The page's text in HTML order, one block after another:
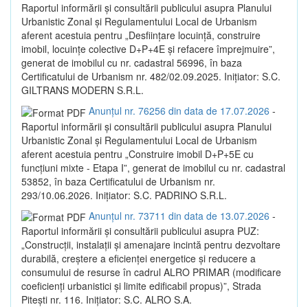
Raportul informării și consultării publicului asupra Planului
Urbanistic Zonal și Regulamentului Local de Urbanism
aferent acestuia pentru „Desființare locuință, construire
imobil, locuințe colective D+P+4E și refacere împrejmuire”,
generat de imobilul cu nr. cadastral 56996, în baza
Certificatului de Urbanism nr. 482/02.09.2025. Inițiator: S.C.
GILTRANS MODERN S.R.L.
Anunțul nr. 76256 din data de 17.07.2026 -
Raportul informării și consultării publicului asupra Planului
Urbanistic Zonal și Regulamentului Local de Urbanism
aferent acestuia pentru „Construire imobil D+P+5E cu
funcțiuni mixte - Etapa I”, generat de imobilul cu nr. cadastral
53852, în baza Certificatului de Urbanism nr.
293/10.06.2026. Inițiator: S.C. PADRINO S.R.L.
Anunțul nr. 73711 din data de 13.07.2026 -
Raportul informării și consultării publicului asupra PUZ:
„Construcții, instalații și amenajare incintă pentru dezvoltare
durabilă, creștere a eficienței energetice și reducere a
consumului de resurse în cadrul ALRO PRIMAR (modificare
coeficienți urbanistici și limite edificabil propus)”, Strada
Pitești nr. 116. Inițiator: S.C. ALRO S.A.